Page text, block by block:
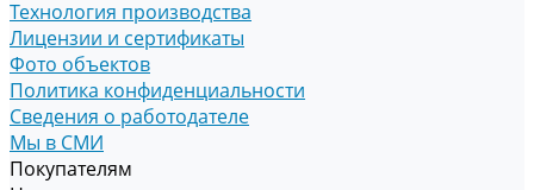
Технология производства
Лицензии и сертификаты
Фото объектов
Политика конфиденциальности
Сведения о работодателе
Мы в СМИ
Покупателям